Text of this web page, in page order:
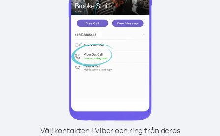
Välj kontakten i Viber och ring från deras